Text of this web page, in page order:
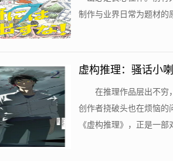
制作与业界日常为题材的
虚构推理：骚话小
在推理作品层出不穷
创作者挠破头也在烦恼的
《虚构推理》，正是一